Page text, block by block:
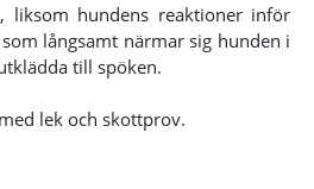
liksom hundens reaktioner inför
långsamt närmar sig hunden i
till spöken.
lek och skottprov.